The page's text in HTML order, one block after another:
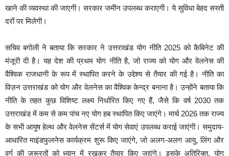
खाने की व्यवस्था की जाएगी। सरकार जमीन उपलब्ध कराएगी। ये सुविधा बेहद सस्ती
दरों पर मिलेगी।
सचिव बगोली ने बताया कि सरकार ने उत्तराखंड योग नीति 2025 को कैबिनेट की
मंजूरी दी है। यह देश की प्रथम योग नीति है, जो राज्य को योग और वेलनेस की
वैश्विक राजधानी के रूप में स्थापित करने के उद्देश्य से तैयार की गई है। नीति का
विज़न उत्तराखंड को योग और वेलनेस का वैश्विक केन्द्र बनाना है। उन्हाेंने बताया कि
नीति के तहत कुछ विशिष्ट लक्ष्य निर्धारित किए गए हैं, जैसे कि वर्ष 2030 तक
उत्तराखंड में कम से कम पांच नए योग हब स्थापित किए जाएंगे। मार्च 2026 तक राज्य
के सभी आयुष हेल्थ और वेलनेस सेंटर्स में योग सेवाएं उपलब्ध कराई जाएंगी। समुदाय-
आधारित माइंडफुलनेस कार्यक्रम शुरू किए जाएंगे, जो अलग-अलग आयु, लिंग और
वर्ग की ज़रूरतों को ध्यान में रखकर तैयार किए जाएंगे। इसके अतिरिक्त, योग